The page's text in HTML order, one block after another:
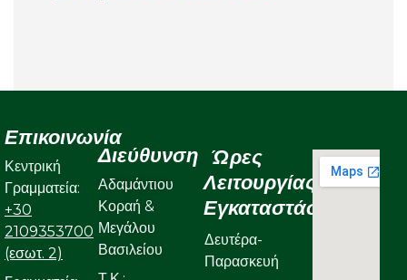
Επικοινωνία
Κεντρική
Γραμματεία:
+30
2109353700
(εσωτ. 2)
Διεύθυνση
Αδαμάντιου
Κοραή &
Μεγάλου
Βασιλείου
Ώρες
Λειτουργίας
Εγκαταστάσεων
Δευτέρα-
Παρασκευή